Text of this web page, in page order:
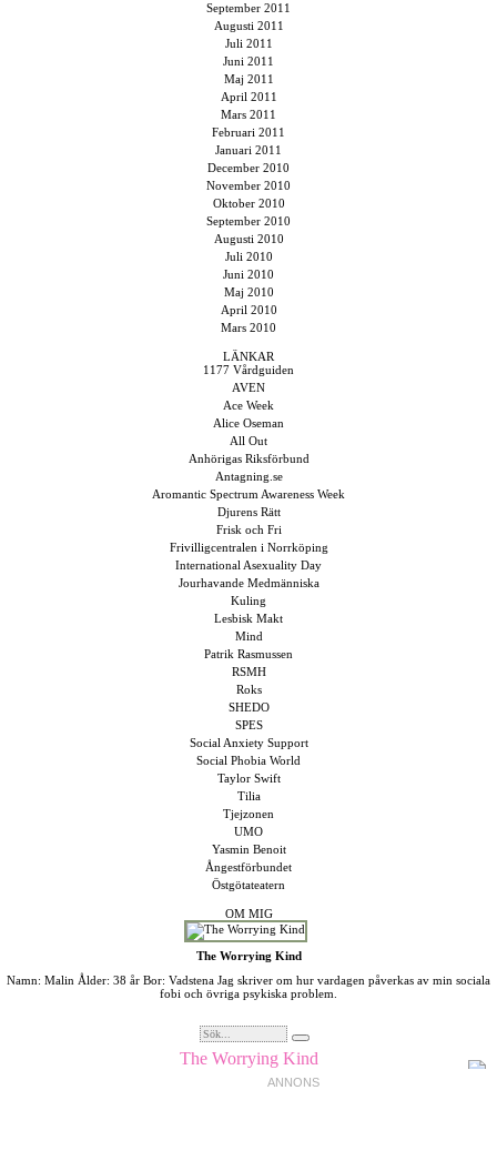
September 2011
Augusti 2011
Juli 2011
Juni 2011
Maj 2011
April 2011
Mars 2011
Februari 2011
Januari 2011
December 2010
November 2010
Oktober 2010
September 2010
Augusti 2010
Juli 2010
Juni 2010
Maj 2010
April 2010
Mars 2010
LÄNKAR
1177 Vårdguiden
AVEN
Ace Week
Alice Oseman
All Out
Anhörigas Riksförbund
Antagning.se
Aromantic Spectrum Awareness Week
Djurens Rätt
Frisk och Fri
Frivilligcentralen i Norrköping
International Asexuality Day
Jourhavande Medmänniska
Kuling
Lesbisk Makt
Mind
Patrik Rasmussen
RSMH
Roks
SHEDO
SPES
Social Anxiety Support
Social Phobia World
Taylor Swift
Tilia
Tjejzonen
UMO
Yasmin Benoit
Ångestförbundet
Östgötateatern
OM MIG
The Worrying Kind
Namn: Malin Ålder: 38 år Bor: Vadstena Jag skriver om hur vardagen påverkas av min sociala
fobi och övriga psykiska problem.
The Worrying Kind